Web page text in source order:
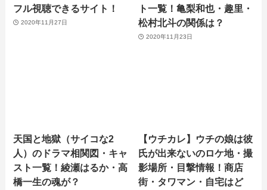
フル視聴できるサイト！
2020年11月27日
ト一覧！亀梨和也・趣里・
松村北斗の関係は？
2020年11月23日
天国と地獄（サイコな2
人）のドラマ相関図・キャ
スト一覧！綾瀬はるか・高
橋一生の魂が？
【ウチカレ】ウチの娘は彼
氏が出来ないのロケ地・撮
影場所・目撃情報！商店
街・タワマン・自宅はど